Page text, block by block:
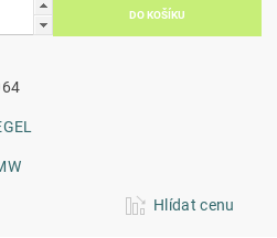
Hlídat cenu